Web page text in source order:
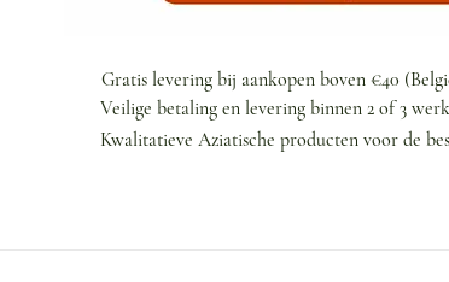
Gratis levering bij aankopen boven €40
Veilige betaling en levering binnen 2 of 3
Kwalitatieve Aziatische producten voor de